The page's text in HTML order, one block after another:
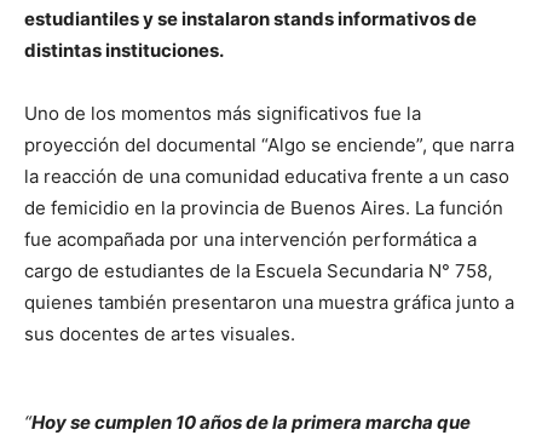
estudiantiles y se instalaron stands informativos de
distintas instituciones.
Uno de los momentos más significativos fue la
proyección del documental “Algo se enciende”, que narra
la reacción de una comunidad educativa frente a un caso
de femicidio en la provincia de Buenos Aires. La función
fue acompañada por una intervención performática a
cargo de estudiantes de la Escuela Secundaria N° 758,
quienes también presentaron una muestra gráfica junto a
sus docentes de artes visuales.
“Hoy se cumplen 10 años de la primera marcha que